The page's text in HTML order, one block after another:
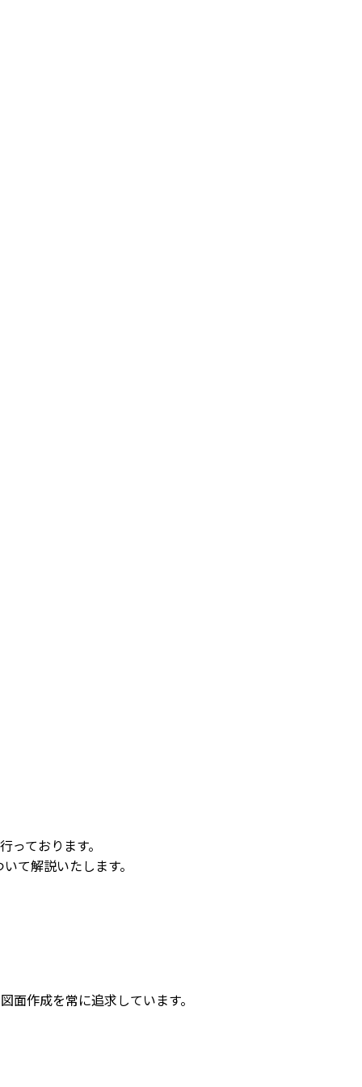
ております。
て解説いたします。
作成を常に追求しています。